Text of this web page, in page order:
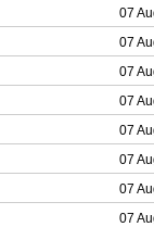
07
07
07
07
07
07
07
07